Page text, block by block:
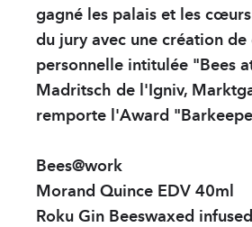
gagné les palais et les
du jury avec une création de
personnelle intitulée "Bees
Madritsch de l'Igniv,
remporte l'Award
Bees@work
Morand Quince EDV 40ml
Roku Gin Beeswaxed